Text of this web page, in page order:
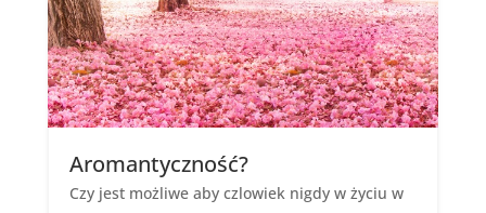
Aromantyczność?
Czy jest możliwe aby czlowiek nigdy w życiu w